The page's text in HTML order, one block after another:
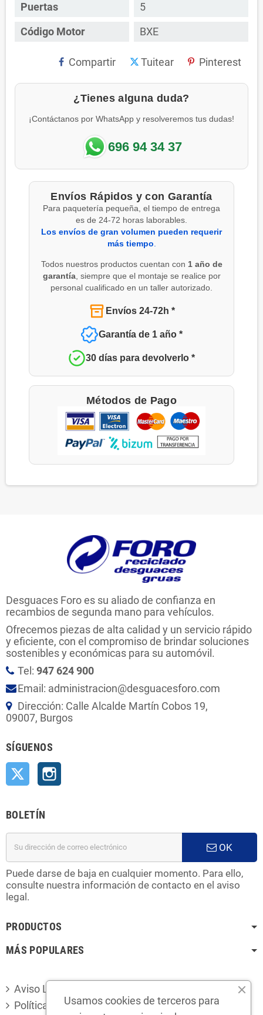
Puertas
5
Código Motor
BXE
Compartir Tuitear Pinterest
¿Tienes alguna duda?
¡Contáctanos por WhatsApp y resolveremos tus dudas!
696 94 34 37
Envíos Rápidos y con Garantía
Para paquetería pequeña, el tiempo de entrega
es de 24-72 horas laborables.
Los envíos de gran volumen pueden requerir
más tiempo
Todos nuestros productos cuentan con 1 año de
garantía, siempre que el montaje se realice por
personal cualificado en un taller autorizado.
Envíos 24-72h *
Garantía de 1 año *
30 días para devolverlo *
Métodos de Pago
Desguaces Foro es su aliado de confianza en
recambios de segunda mano para vehículos.
Ofrecemos piezas de alta calidad y un servicio rápido
y eficiente, con el compromiso de brindar soluciones
sostenibles y económicas para su automóvil.
Tel: 947 624 900
Email: administracion@desguacesforo.com
Dirección: Calle Alcalde Martín Cobos 19,
09007, Burgos
SÍGUENOS
Twitter
BOLETÍN
OK
Puede darse de baja en cualquier momento. Para ello,
consulte nuestra información de contacto en el aviso
legal.
PRODUCTOS
MÁS POPULARES
Aviso Legal
Política de privacidadUsamos cookies de terceros para